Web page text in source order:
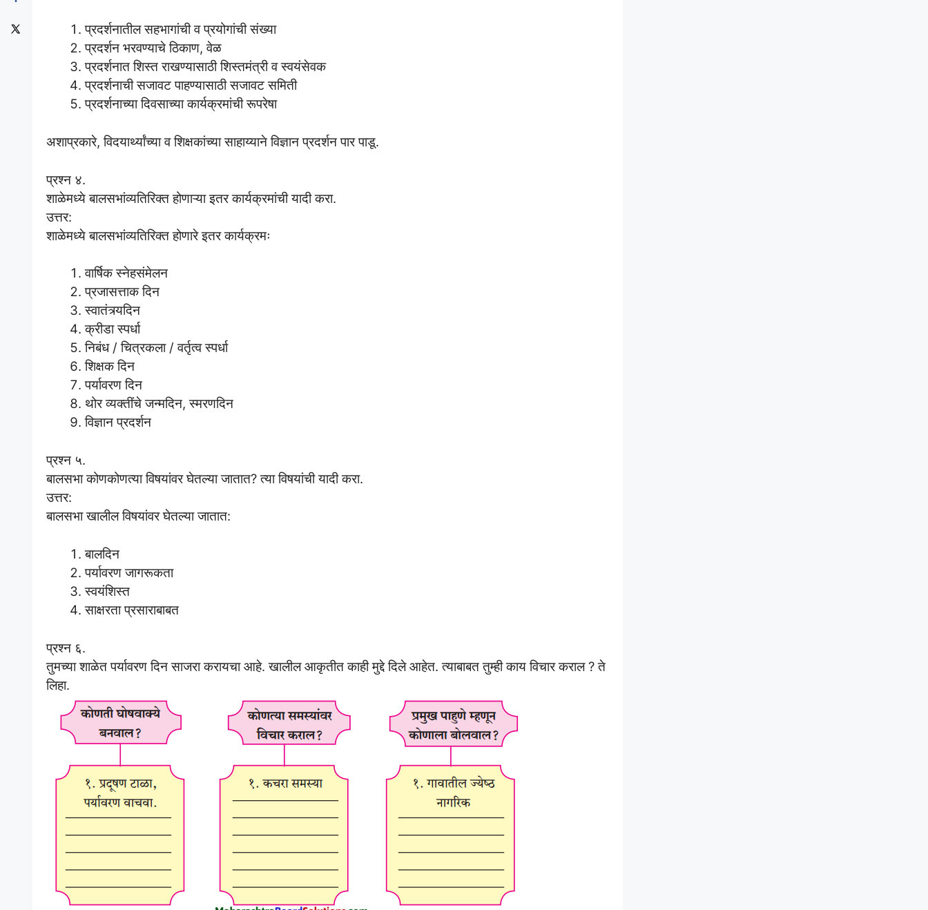
प्रदर्शनातील सहभागांची व प्रयोगांची संख्या
प्रदर्शन भरवण्याचे ठिकाण, वेळ
प्रदर्शनात शिस्त राखण्यासाठी शिस्तमंत्री व स्वयंसेवक
प्रदर्शनाची सजावट पाहण्यासाठी सजावट समिती
प्रदर्शनाच्या दिवसाच्या कार्यक्रमांची रूपरेषा
अशाप्रकारे, विदयार्थ्यांच्या व शिक्षकांच्या साहाय्याने विज्ञान प्रदर्शन पार पाडू.
प्रश्न ४.
शाळेमध्ये बालसभांव्यतिरिक्त होणाऱ्या इतर कार्यक्रमांची यादी करा.
उत्तर:
शाळेमध्ये बालसभांव्यतिरिक्त होणारे इतर कार्यक्रमः
वार्षिक स्नेहसंमेलन
प्रजासत्ताक दिन
स्वातंत्र्यदिन
क्रीडा स्पर्धा
निबंध / चित्रकला / वर्तृत्व स्पर्धा
शिक्षक दिन
पर्यावरण दिन
थोर व्यक्तींचे जन्मदिन, स्मरणदिन
विज्ञान प्रदर्शन
प्रश्न ५.
बालसभा कोणकोणत्या विषयांवर घेतल्या जातात? त्या विषयांची यादी करा.
उत्तर:
बालसभा खालील विषयांवर घेतल्या जातात:
बालदिन
पर्यावरण जागरूकता
स्वयंशिस्त
साक्षरता प्रसाराबाबत
प्रश्न ६.
तुमच्या शाळेत पर्यावरण दिन साजरा करायचा आहे. खालील आकृतीत काही मुद्दे दिले आहेत. त्याबाबत तुम्ही काय विचार कराल ? ते
लिहा.